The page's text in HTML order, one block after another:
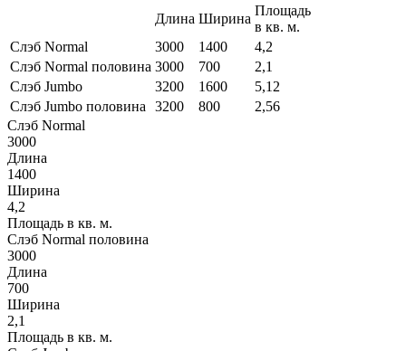
Длина Ширина
Площадь
в кв. м.
Слэб Normal
3000 1400
4,2
Слэб Normal половина 3000 700
2,1
Слэб Jumbo
3200 1600
5,12
Слэб Jumbo половина
3200 800
2,56
Слэб Normal
3000
Длина
1400
Ширина
4,2
Площадь в кв. м.
Слэб Normal половина
3000
Длина
700
Ширина
2,1
Площадь в кв. м.